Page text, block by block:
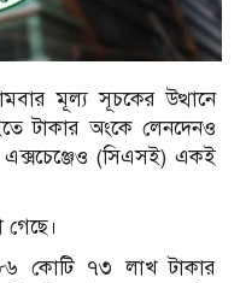
মূল্য সূচকের উত্থানে
টাকার অংকে লেনদেনও
এক্সচেঞ্জেও (সিএসই) একই
কোটি ৭৩ লাখ টাকার